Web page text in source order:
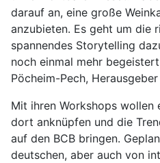
darauf an, eine große
anzubieten. Es geht um die
spannendes Storytelling
noch einmal mehr
Pöcheim-Pech, Herausgeber
Mit ihren Workshops wollen
dort anknüpfen und die
auf den BCB bringen.
deutschen, aber auch von